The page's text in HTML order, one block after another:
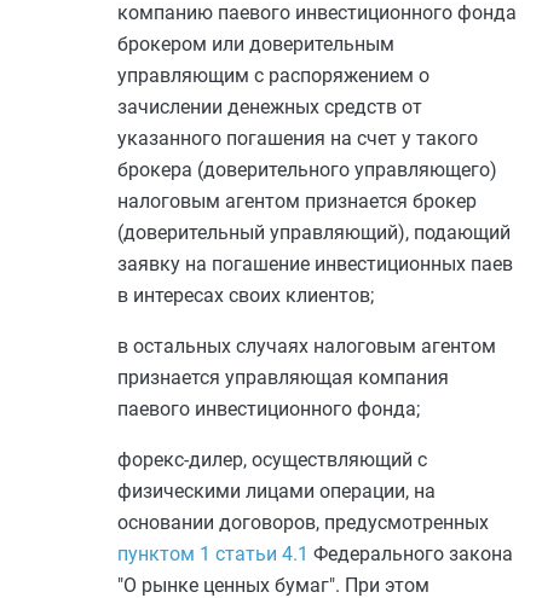
компанию паевого инвестиционного фонда
брокером или доверительным
управляющим с распоряжением о
зачислении денежных средств от
указанного погашения на счет у такого
брокера (доверительного управляющего)
налоговым агентом признается брокер
(доверительный управляющий), подающий
заявку на погашение инвестиционных паев
в интересах своих клиентов;
в остальных случаях налоговым агентом
признается управляющая компания
паевого инвестиционного фонда;
форекс-дилер, осуществляющий с
физическими лицами операции, на
основании договоров, предусмотренных
пунктом 1 статьи 4.1 Федерального закона
"О рынке ценных бумаг". При этом